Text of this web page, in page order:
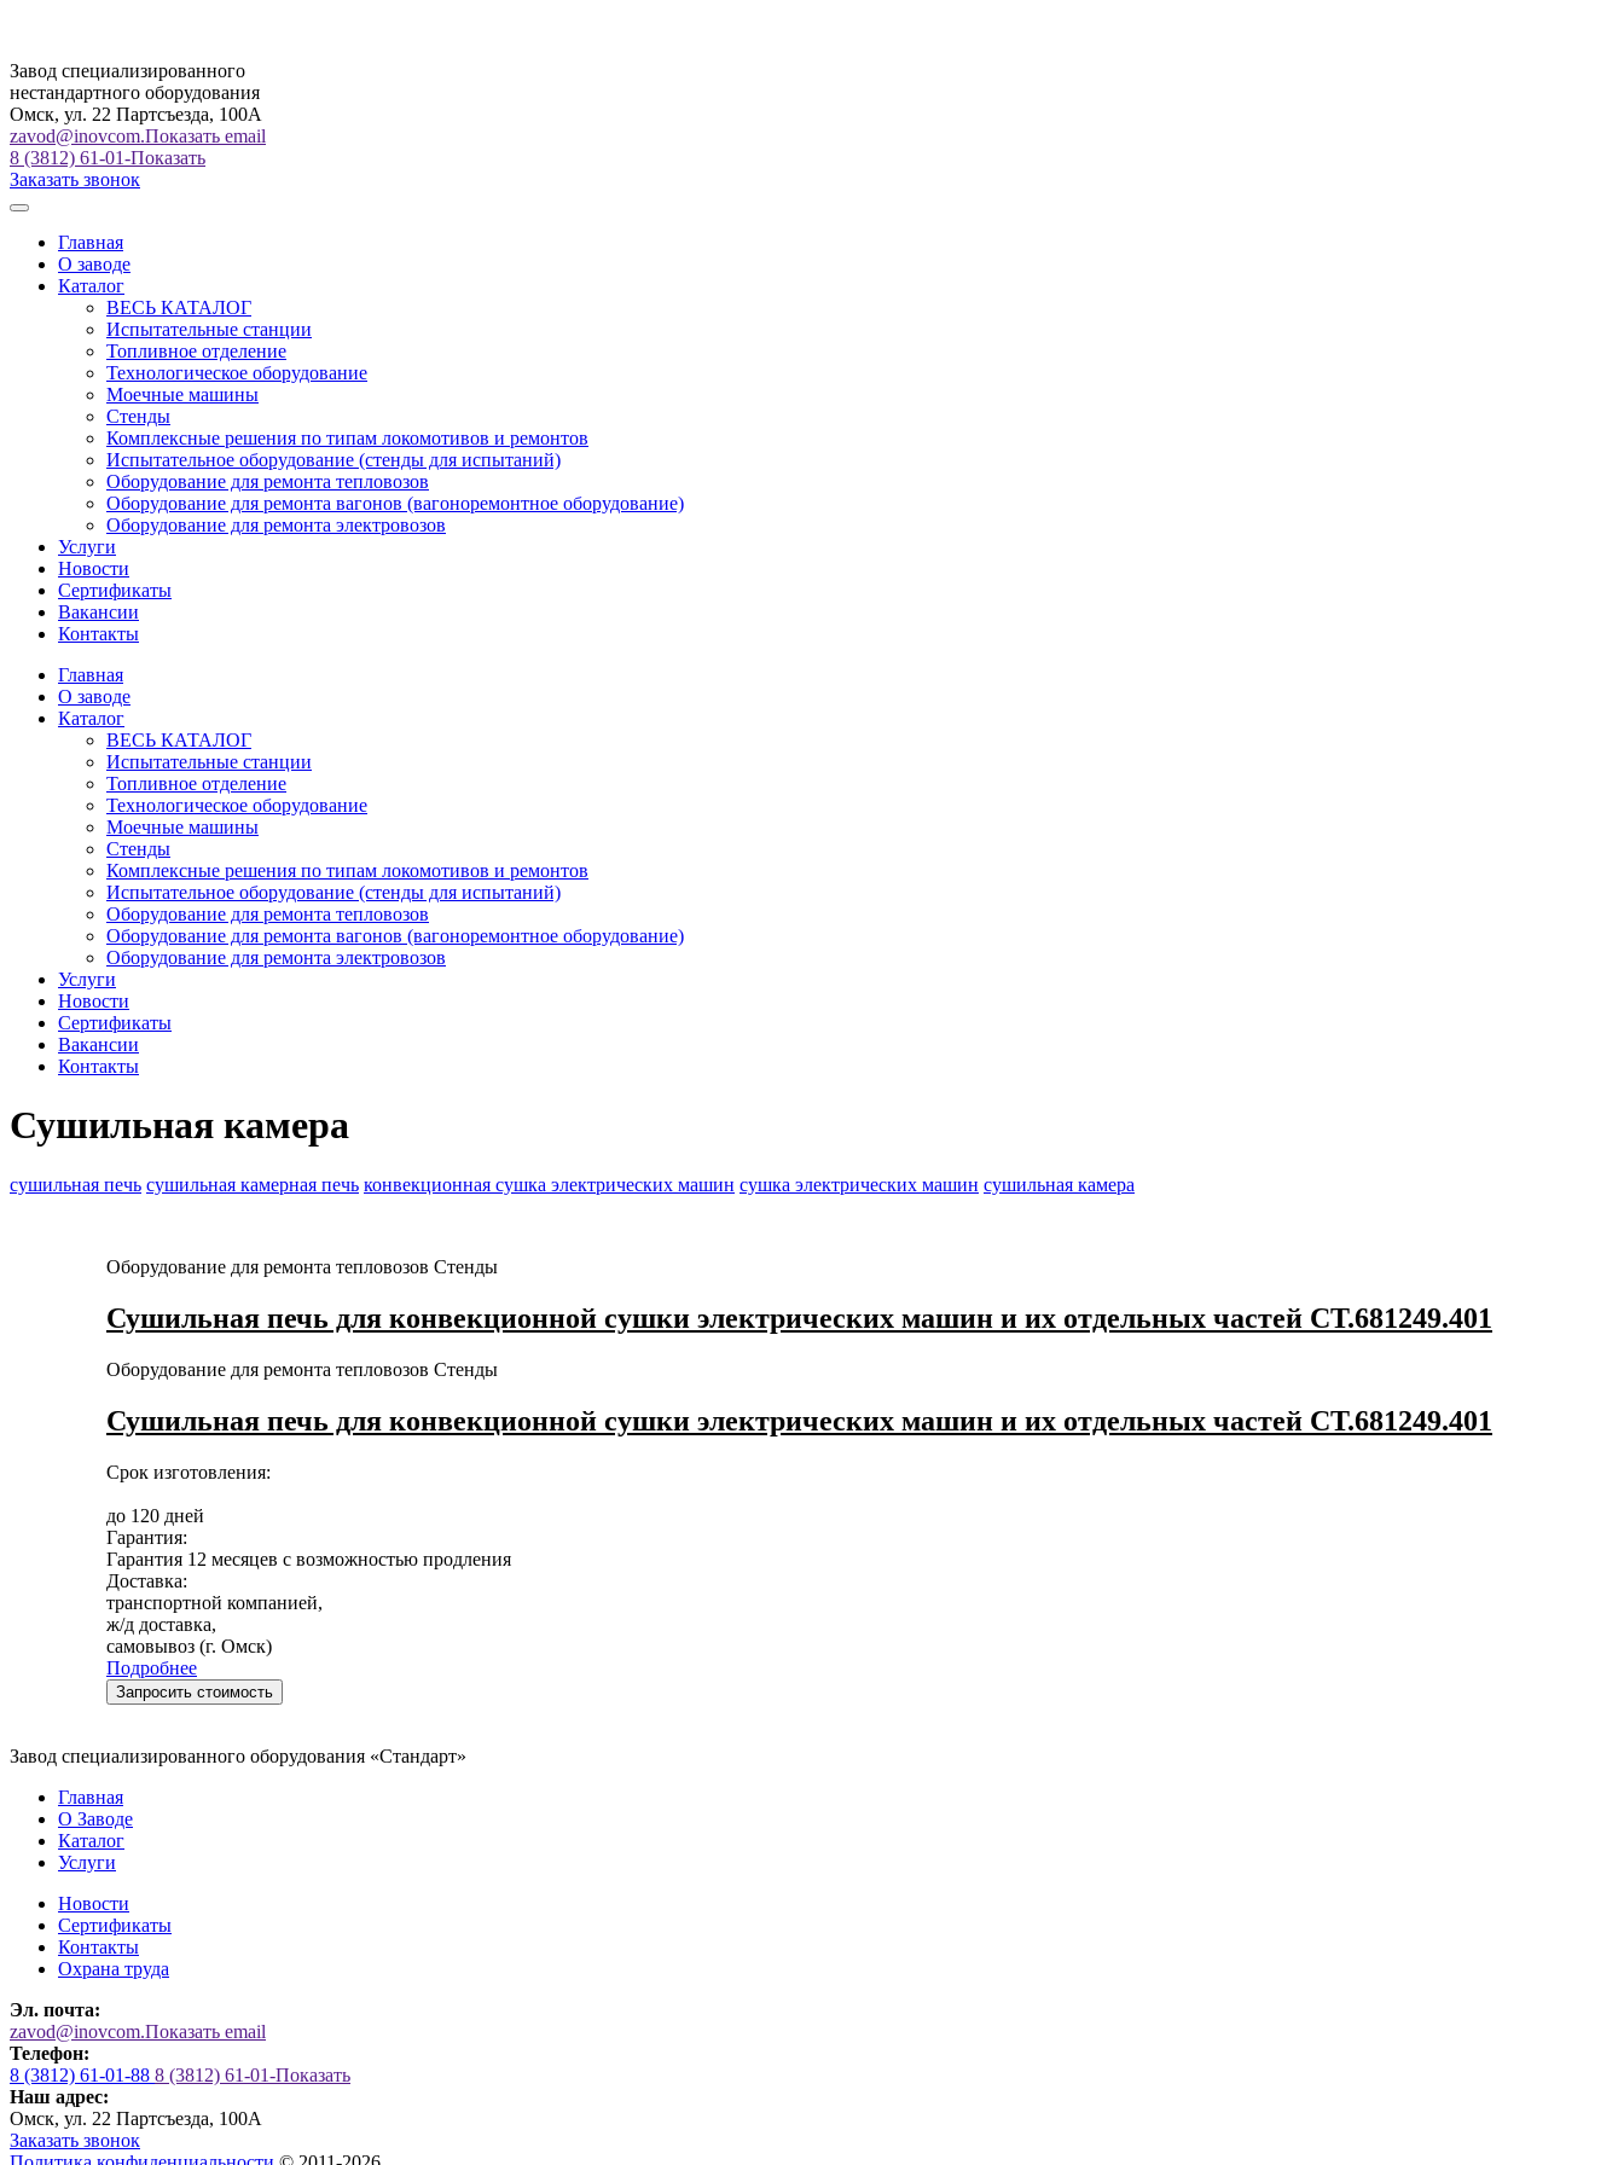
Завод специализированного
нестандартного оборудования
Омск, ул. 22 Партсъезда, 100А
zavod@inovcom.Показать email
8 (3812) 61-01-Показать
Заказать звонок
Главная
О заводе
Каталог
ВЕСЬ КАТАЛОГ
Испытательные станции
Топливное отделение
Технологическое оборудование
Моечные машины
Стенды
Комплексные решения по типам локомотивов и ремонтов
Испытательное оборудование (стенды для испытаний)
Оборудование для ремонта тепловозов
Оборудование для ремонта вагонов (вагоноремонтное оборудование)
Оборудование для ремонта электровозов
Услуги
Новости
Сертификаты
Вакансии
Контакты
Главная
О заводе
Каталог
ВЕСЬ КАТАЛОГ
Испытательные станции
Топливное отделение
Технологическое оборудование
Моечные машины
Стенды
Комплексные решения по типам локомотивов и ремонтов
Испытательное оборудование (стенды для испытаний)
Оборудование для ремонта тепловозов
Оборудование для ремонта вагонов (вагоноремонтное оборудование)
Оборудование для ремонта электровозов
Услуги
Новости
Сертификаты
Вакансии
Контакты
Сушильная камера
сушильная печь сушильная камерная печь конвекционная сушка электрических машин сушка электрических машин сушильная камера
Оборудование для ремонта тепловозов Стенды
Сушильная печь для конвекционной сушки электрических машин и их отдельных частей СТ.681249.401
Оборудование для ремонта тепловозов Стенды
Сушильная печь для конвекционной сушки электрических машин и их отдельных частей СТ.681249.401
Срок изготовления:
до 120 дней
Гарантия:
Гарантия 12 месяцев с возможностью продления
Доставка:
транспортной компанией,
ж/д доставка,
самовывоз (г. Омск)
Подробнее
Запросить стоимость
Завод специализированного оборудования «Стандарт»
Главная
О Заводе
Каталог
Услуги
Новости
Сертификаты
Контакты
Охрана труда
Эл. почта:
zavod@inovcom.Показать email
Телефон:
8 (3812) 61-01-88 8 (3812) 61-01-Показать
Наш адрес:
Омск, ул. 22 Партсъезда, 100А
Заказать звонок